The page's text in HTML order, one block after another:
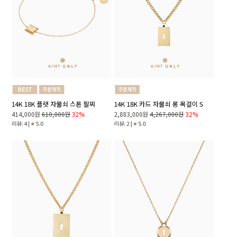
14K 18K 플랫 자물쇠 스톤 팔찌
414,000원 610,000원 32%
리뷰: 4 | 5.0
14K 18K 카드 자물쇠 롱 목걸이 S
2,883,000원 4,267,000원 32%
리뷰: 2 | 5.0